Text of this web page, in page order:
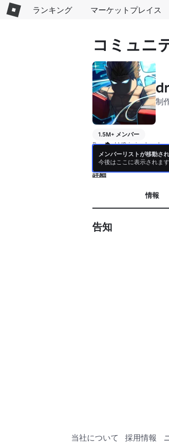
ランキング マーケットプレイス
コミュニ
制
1.5M+ メンバー
Ranked V2 is in
- Every gamepass will
- Ring entrances for all
- Multiple new styles
詳細
情報
告知
当社について 採用情報
メンバーリストが移動さ
今後はここに表示されます